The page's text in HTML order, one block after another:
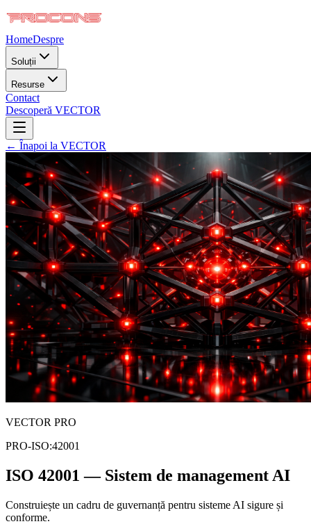
HomeDespre
Soluții
Resurse
Contact
Descoperă VECTOR
← Înapoi la VECTOR
VECTOR PRO
PRO-ISO:42001
ISO 42001 — Sistem de management AI
Construiește un cadru de guvernanță pentru sisteme AI sigure și
conforme.